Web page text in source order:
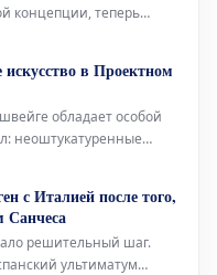
концепции, теперь
в два года, и это не
намерено оказатьв Проектном
обладает особой
неоштукатуренные
видимые трубы, словно
Торбен Лайб
с Италией после того,
Санчеса
решительный шаг.
ультиматум